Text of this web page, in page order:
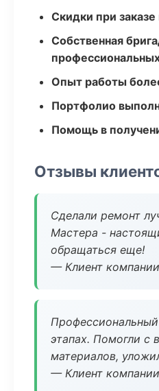
Скидки при
Собственная
Опыт работы
Портфолио
Помощь в
Отзывы
Сделали ремонт
Мастера -
обращаться еще!
— Клиент компании
этапах. Помогли с
материалов,
— Клиент компании